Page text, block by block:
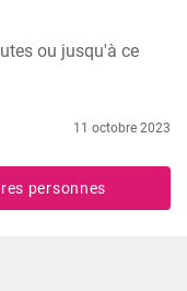
ou jusqu'à ce
11 octobre 2023
personnes